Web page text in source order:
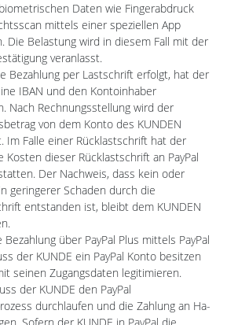
Daten wie Fingerabdruck
mittels einer speziellen App
Die Belastung wird in diesem Fall mit der
veranlasst.
Bezahlung per Lastschrift erfolgt, hat der
IBAN und den Kontoinhaber
Nach Rechnungsstellung wird der
von dem Konto des KUNDEN
Im Falle einer Rücklastschrift hat der
Kosten dieser Rücklastschrift an PayPal
Der Nachweis, dass kein oder
geringerer Schaden durch die
entstanden ist, bleibt dem KUNDEN
Bezahlung über PayPal Plus mittels PayPal
der KUNDE ein PayPal Konto besitzen
seinen Zugangsdaten legitimieren.
der KUNDE den PayPal
durchlaufen und die Zahlung an Ha-